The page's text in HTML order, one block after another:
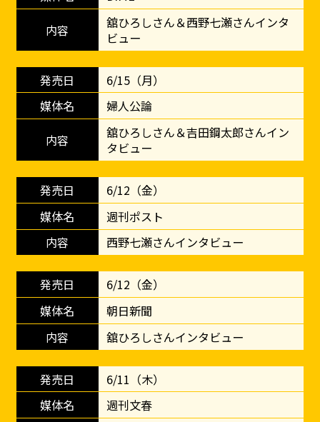
舘ひろしさん＆西野七瀬さんインタ
ビュー
6/15（月）
婦人公論
舘ひろしさん＆吉田鋼太郎さんイン
タビュー
6/12（金）
週刊ポスト
西野七瀬さんインタビュー
6/12（金）
朝日新聞
舘ひろしさんインタビュー
6/11（木）
週刊文春